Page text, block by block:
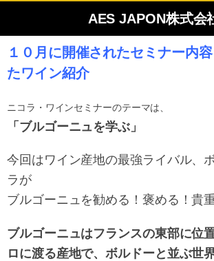
AES JAPON株式会
１０月に開催されたセミナー内
たワイン紹介
ニコラ・ワインセミナーのテーマは、
「ブルゴーニュを学ぶ」
今回はワイン産地の最強ライバル、
ラが
ブルゴーニュを勧める！褒める！貴
ブルゴーニュはフランスの東部に位
ロに渡る産地で、ボルドーと並ぶ世